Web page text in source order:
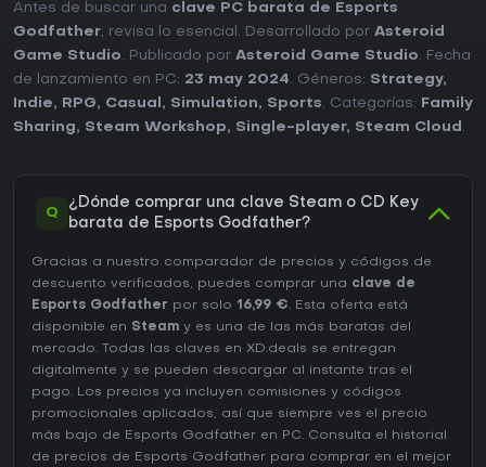
Antes de buscar una clave PC barata de Esports
Godfather, revisa lo esencial. Desarrollado por Asteroid
Game Studio. Publicado por Asteroid Game Studio. Fecha
de lanzamiento en PC: 23 may 2024. Géneros: Strategy,
Indie, RPG, Casual , Simulation, Sports. Categorías:
Family
Sharing, Steam Workshop, Single-player, Steam Cloud .
Q
¿Dónde comprar una clave Steam o CD Key
barata de Esports Godfather?
Gracias a nuestro comparador de precios y códigos de
descuento verificados, puedes comprar una clave de
Esports Godfather por solo 16,99 €. Esta oferta está
disponible en Steam y es una de las más baratas del
mercado. Todas las claves en XD.deals se entregan
digitalmente y se pueden descargar al instante tras el
pago. Los precios ya incluyen comisiones y códigos
promocionales aplicados, así que siempre ves el precio
más bajo de Esports Godfather en PC. Consulta el
historial
de precios de Esports Godfather para comprar en el mejor